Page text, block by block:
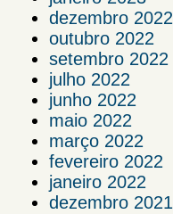
dezembro 2022
outubro 2022
setembro 2022
julho 2022
junho 2022
maio 2022
março 2022
fevereiro 2022
janeiro 2022
dezembro 2021